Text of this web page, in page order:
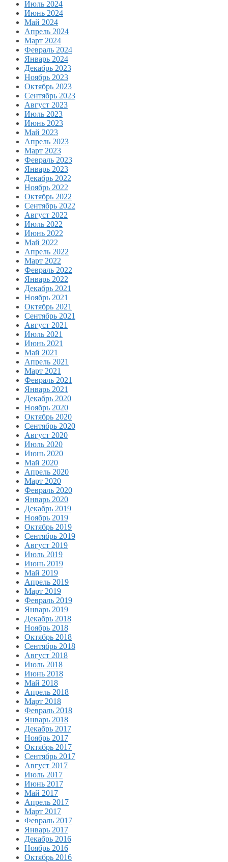
Июль 2024
Июнь 2024
Май 2024
Апрель 2024
Март 2024
Февраль 2024
Январь 2024
Декабрь 2023
Ноябрь 2023
Октябрь 2023
Сентябрь 2023
Август 2023
Июль 2023
Июнь 2023
Май 2023
Апрель 2023
Март 2023
Февраль 2023
Январь 2023
Декабрь 2022
Ноябрь 2022
Октябрь 2022
Сентябрь 2022
Август 2022
Июль 2022
Июнь 2022
Май 2022
Апрель 2022
Март 2022
Февраль 2022
Январь 2022
Декабрь 2021
Ноябрь 2021
Октябрь 2021
Сентябрь 2021
Август 2021
Июль 2021
Июнь 2021
Май 2021
Апрель 2021
Март 2021
Февраль 2021
Январь 2021
Декабрь 2020
Ноябрь 2020
Октябрь 2020
Сентябрь 2020
Август 2020
Июль 2020
Июнь 2020
Май 2020
Апрель 2020
Март 2020
Февраль 2020
Январь 2020
Декабрь 2019
Ноябрь 2019
Октябрь 2019
Сентябрь 2019
Август 2019
Июль 2019
Июнь 2019
Май 2019
Апрель 2019
Март 2019
Февраль 2019
Январь 2019
Декабрь 2018
Ноябрь 2018
Октябрь 2018
Сентябрь 2018
Август 2018
Июль 2018
Июнь 2018
Май 2018
Апрель 2018
Март 2018
Февраль 2018
Январь 2018
Декабрь 2017
Ноябрь 2017
Октябрь 2017
Сентябрь 2017
Август 2017
Июль 2017
Июнь 2017
Май 2017
Апрель 2017
Март 2017
Февраль 2017
Январь 2017
Декабрь 2016
Ноябрь 2016
Октябрь 2016